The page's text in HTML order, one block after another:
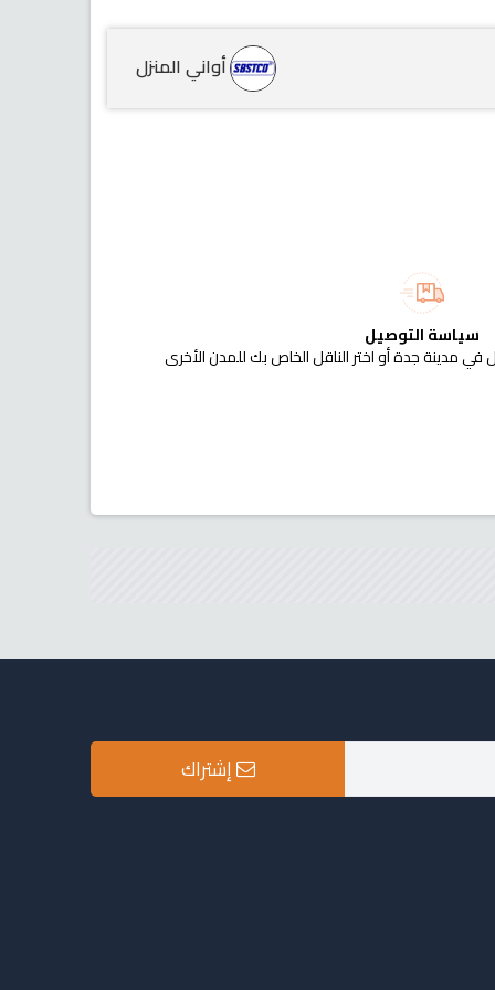
أواني المنزل
سياسة التوصيل
في مدينة جدة أو اختر الناقل الخاص بك للمدن الأخرى
إشتراك